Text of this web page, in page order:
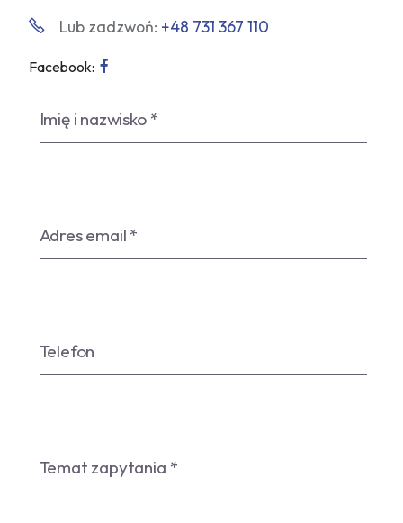
Lub zadzwoń: +48 731 367 110
Facebook: